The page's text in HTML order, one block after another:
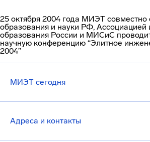
25 октября 2004 года МИЭТ совместно
образования и науки РФ, Ассоциацией
образования России и МИСиС
научную конференцию “Элитное
2004”
МИЭТ сегодня
Адреса и контакты